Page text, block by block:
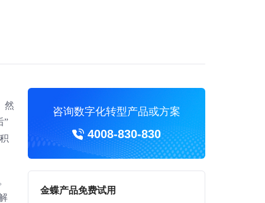
然
”
咨询数字化转型产品或方案
4008-830-830
金蝶产品免费试用